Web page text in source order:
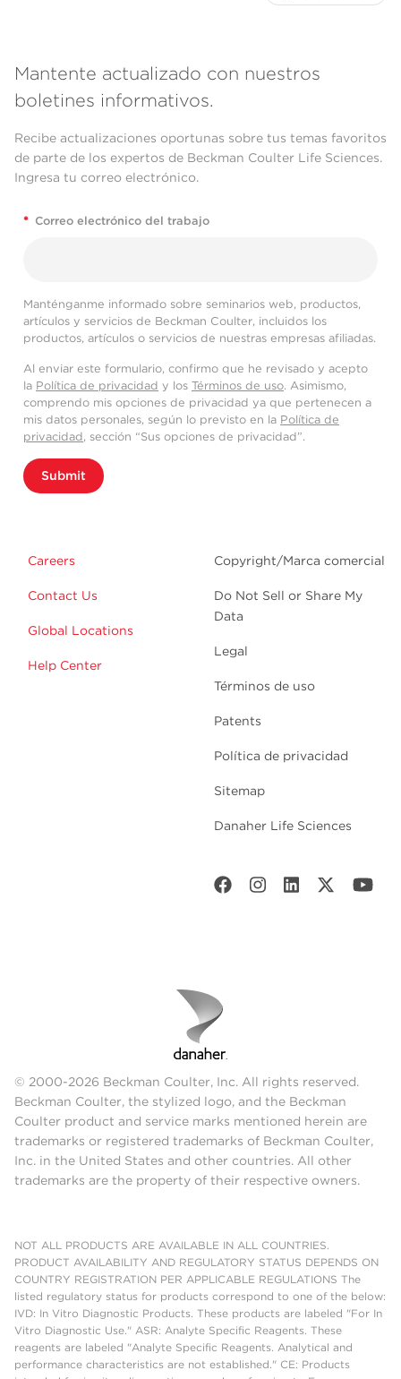
Mantente actualizado con nuestros
boletines informativos.
Recibe actualizaciones oportunas sobre tus temas favoritos
de parte de los expertos de Beckman Coulter Life Sciences.
Ingresa tu correo electrónico.
* Correo electrónico del trabajo
Manténganme informado sobre seminarios web, productos,
artículos y servicios de Beckman Coulter, incluidos los
productos, artículos o servicios de nuestras empresas afiliadas.
Al enviar este formulario, confirmo que he revisado y acepto
la Política de privacidad y los Términos de uso. Asimismo,
comprendo mis opciones de privacidad ya que pertenecen a
mis datos personales, según lo previsto en la Política de
privacidad, sección “Sus opciones de privacidad”.
Submit
Careers
Contact Us
Global Locations
Help Center
Copyright/Marca comercial
Do Not Sell or Share My
Data
Legal
Términos de uso
Patents
Política de privacidad
Sitemap
Danaher Life Sciences
© 2000-2026 Beckman Coulter, Inc. All rights reserved.
Beckman Coulter, the stylized logo, and the Beckman
Coulter product and service marks mentioned herein are
trademarks or registered trademarks of Beckman Coulter,
Inc. in the United States and other countries. All other
trademarks are the property of their respective owners.
NOT ALL PRODUCTS ARE AVAILABLE IN ALL COUNTRIES.
PRODUCT AVAILABILITY AND REGULATORY STATUS DEPENDS ON
COUNTRY REGISTRATION PER APPLICABLE REGULATIONS The
listed regulatory status for products correspond to one of the below:
IVD: In Vitro Diagnostic Products. These products are labeled "For In
Vitro Diagnostic Use." ASR: Analyte Specific Reagents. These
reagents are labeled "Analyte Specific Reagents. Analytical and
performance characteristics are not established." CE: Products